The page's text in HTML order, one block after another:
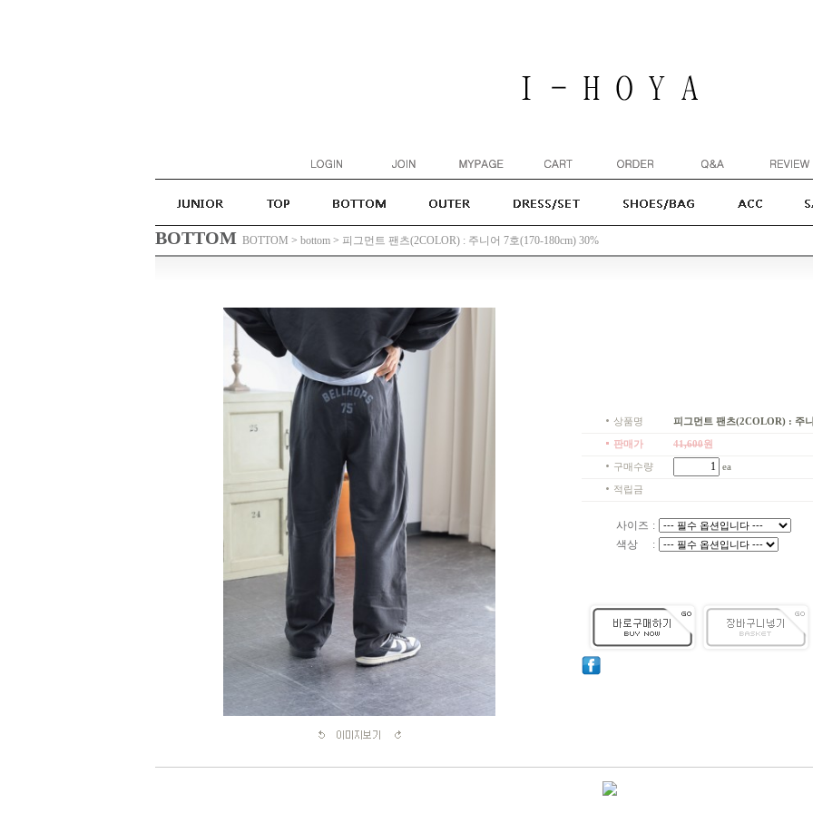
BOTTOM BOTTOM > bottom > 피그먼트 팬츠(2COLOR) : 주니어 7호(170-180cm) 30%
상품명 피그먼트 팬츠(2COLOR) : 주
판매가 41,600원
구매수량 ea
적립금
사이즈 :
색상
: